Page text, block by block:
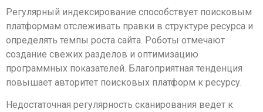
Регулярный индексирование способствует поисковым
платформам отслеживать правки в структуре ресурса и
определять темпы роста сайта. Роботы отмечают
создание свежих разделов и оптимизацию
программных показателей. Благоприятная тенденция
повышает авторитет поисковых платформ к ресурсу.
Недостаточная регулярность сканирования ведет к